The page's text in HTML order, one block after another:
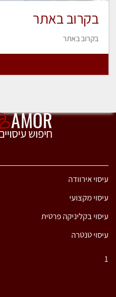
בקרוב באתר
בקרוב באתר
עיסוי אירוודה
עיסוי מקצועי
עיסוי בקליניקה פרטית
עיסוי טנטרה
1